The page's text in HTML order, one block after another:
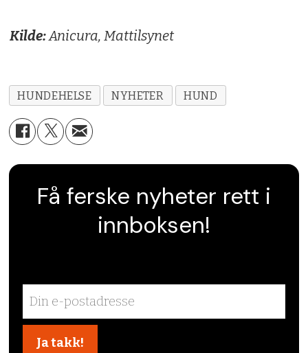
Kilde:Anicura, Mattilsynet
HUNDEHELSE NYHETER HUND
Få ferske nyheter rett i
innboksen!